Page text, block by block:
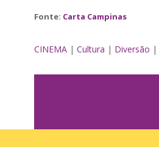
Fonte: Carta Campinas
CINEMA| Cultura | Diversão |